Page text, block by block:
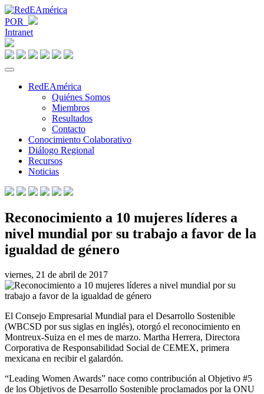
POR
Intranet
RedEAmérica
Quiénes Somos
Miembros
Resultados
Contacto
Conocimiento Colaborativo
Diálogo Regional
Recursos
Noticias
Reconocimiento a 10 mujeres líderes a
nivel mundial por su trabajo a favor de la
igualdad de género
viernes, 21 de abril de 2017
El Consejo Empresarial Mundial para el Desarrollo Sostenible
(WBCSD por sus siglas en inglés), otorgó el reconocimiento en
Montreux-Suiza en el mes de marzo. Martha Herrera, Directora
Corporativa de Responsabilidad Social de CEMEX, primera
mexicana en recibir el galardón.
“Leading Women Awards” nace como contribución al Objetivo #5
de los Objetivos de Desarrollo Sostenible proclamados por la ONU